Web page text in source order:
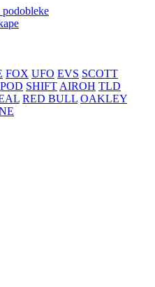
FOX UFO EVS SCOTT
POD SHIFT AIROH TLD
RED BULL OAKLEY